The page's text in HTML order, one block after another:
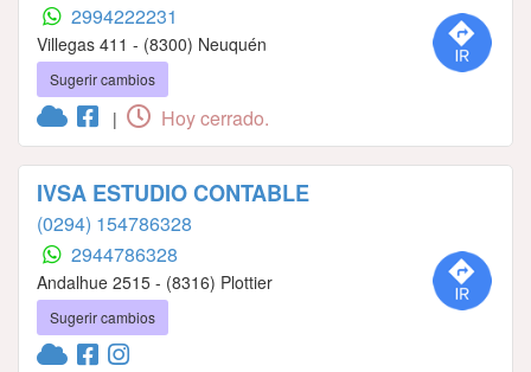
2994222231
Villegas 411 - (8300) Neuquén
Sugerir cambios
| Hoy cerrado.
IVSA ESTUDIO CONTABLE
(0294) 154786328
2944786328
Andalhue 2515 - (8316) Plottier
Sugerir cambios